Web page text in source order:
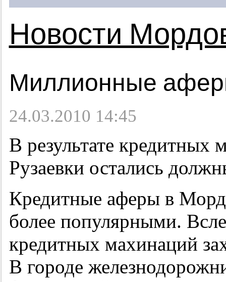
Новости
Миллионные
24.03.2010 14:45
В результате кредитных
Рузаевки остались
Кредитные аферы в
более популярными.
кредитных махинаций
В городе